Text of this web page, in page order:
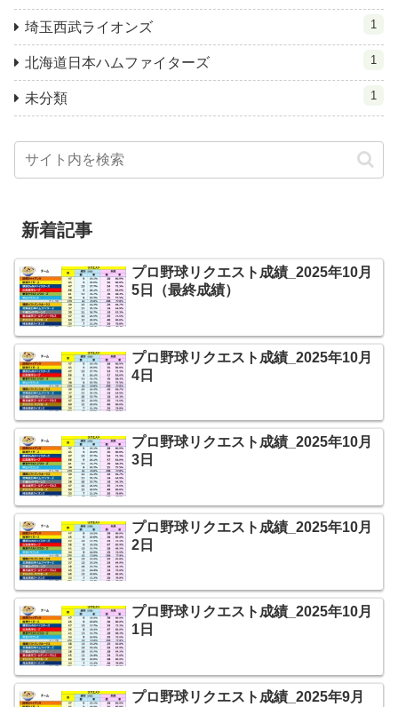
埼玉西武ライオンズ 1
北海道日本ハムファイターズ 1
未分類 1
新着記事
プロ野球リクエスト成績_2025年10月
5日（最終成績）
プロ野球リクエスト成績_2025年10月
4日
プロ野球リクエスト成績_2025年10月
3日
プロ野球リクエスト成績_2025年10月
2日
プロ野球リクエスト成績_2025年10月
1日
プロ野球リクエスト成績_2025年9月